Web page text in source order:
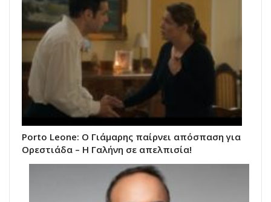
Porto Leone: Ο Γιάμαρης παίρνει απόσπαση για
Ορεστιάδα – Η Γαλήνη σε απελπισία!